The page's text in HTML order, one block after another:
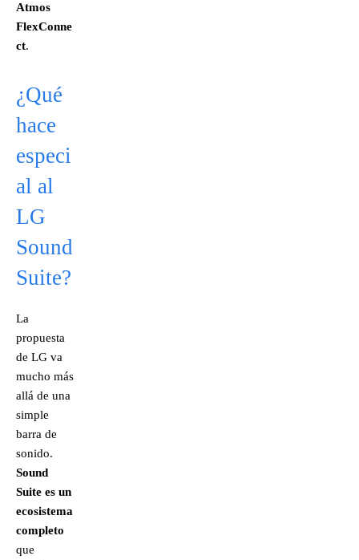
Atmos
FlexConne
ct.
¿Qué
hace
especi
al al
LG
Sound
Suite?
La
propuesta
de LG va
mucho más
allá de una
simple
barra de
sonido.
Sound
Suite es un
ecosistema
completo
que